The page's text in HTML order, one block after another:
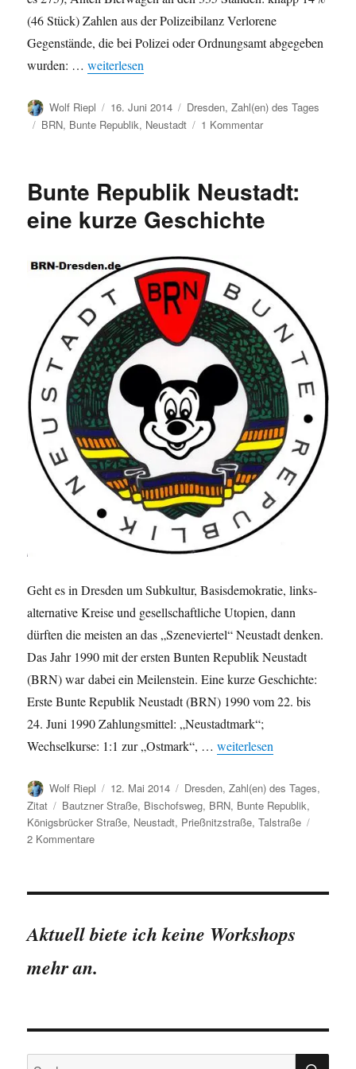
(46 Stück) Zahlen aus der Polizeibilanz Verlorene
Gegenstände, die bei Polizei oder Ordnungsamt abgegeben
wurden: …„Bunte Republik Neustadt 2014: Einige Zahlen“
weiterlesen
Autor
Wolf Riepl
Veröffentlicht
am
16. Juni 2014 Kategorien
Dresden,Zahl(en) des Tages
Schlagwörter
BRN, Bunte Republik, Neustadt 1 Kommentarzu
2014:
Zahlen
Bunte Republik Neustadt:
eine kurze Geschichte
Geht es in Dresden um Subkultur, Basisdemokratie, links-
alternative Kreise und gesellschaftliche Utopien, dann
dürften die meisten an das „Szeneviertel“ Neustadt denken.
Das Jahr 1990 mit der ersten Bunten Republik Neustadt
(BRN) war dabei ein Meilenstein. Eine kurze Geschichte:
Erste Bunte Republik Neustadt (BRN) 1990 vom 22. bis
24. Juni 1990 Zahlungsmittel: „Neustadtmark“;
Wechselkurse: 1:1 zur „Ostmark“, …„Bunte Republik
weiterlesen
Autor
Wolf Riepl
Veröffentlicht
am
12. Mai 2014 Kategorien
Dresden,Zahl(en) des Tages,
Zitat
Schlagwörter
Bautzner Straße, Bischofsweg, BRN, Bunte Republik,
Königsbrücker Straße, Neustadt, Prießnitzstraße,Talstraße
2 Kommentarezu
Neustadt:
Geschichte
Aktuell biete ich keine Workshops
mehr an.
Suchen